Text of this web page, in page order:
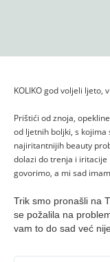
KOLIKO god voljeli
Prištići od znoja,
od ljetnih boljki, s kojima
najiritantnijih beauty
dolazi do trenja i iritacije
govorimo, a mi sad
Trik smo pronašli na
se požalila na
vam to do sad već